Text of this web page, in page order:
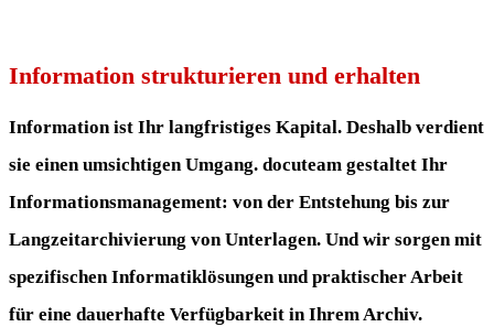
Information strukturieren und erhalten
Information ist Ihr langfristiges Kapital. Deshalb verdient
sie einen umsichtigen Umgang. docuteam gestaltet Ihr
Informationsmanagement: von der Entstehung bis zur
Langzeitarchivierung von Unterlagen. Und wir sorgen mit
spezifischen Informatiklösungen und praktischer Arbeit
für eine dauerhafte Verfügbarkeit in Ihrem Archiv.